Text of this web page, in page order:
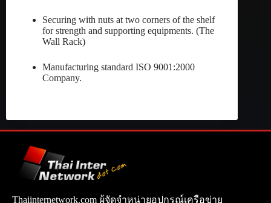
Securing with nuts at two corners of the shelf
for strength and supporting equipments. (The
Wall Rack)
Manufacturing standard ISO 9001:2000
Company.
Thaiinternetwork.com ผู้จัดจำหน่ายอุปกรณ์เครือข่าย